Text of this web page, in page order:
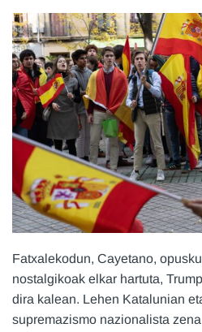
Fatxalekodun, Cayetano,
nostalgikoak elkar hartuta,
dira kalean. Lehen Katalunian
supremazismo nazionalista